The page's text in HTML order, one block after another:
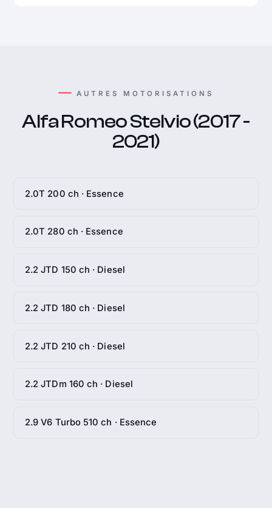
AUTRES MOTORISATIONS
Alfa Romeo Stelvio (2017 -
2021)
2.0T 200 ch · Essence
2.0T 280 ch · Essence
2.2 JTD 150 ch · Diesel
2.2 JTD 180 ch · Diesel
2.2 JTD 210 ch · Diesel
2.2 JTDm 160 ch · Diesel
2.9 V6 Turbo 510 ch · Essence